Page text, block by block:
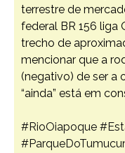
terrestre de
federal BR 156 liga
trecho de
mencionar que a
(negativo) de ser a
“ainda” está em
#RioOiapoque